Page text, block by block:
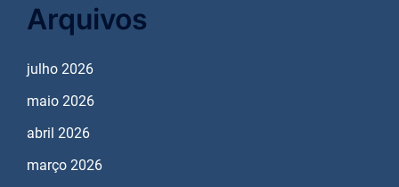
Arquivos
julho 2026
maio 2026
abril 2026
março 2026